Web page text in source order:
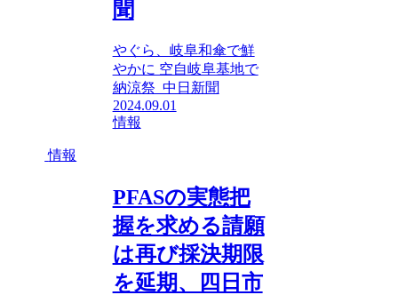
聞
やぐら、岐阜和傘で鮮
やかに 空自岐阜基地で
納涼祭 中日新聞
2024.09.01
情報
情報
PFASの実態把
握を求める請願
は再び採決期限
を延期、四日市